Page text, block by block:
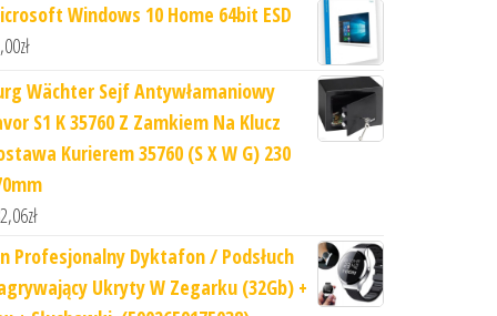
Windows 10 Home 64bit ESD
zł
Wächter Sejf Antywłamaniowy
S1 K 35760 Z Zamkiem Na Klucz
Kurierem 35760 (S X W G) 230
zł
Profesjonalny Dyktafon / Podsłuch
Ukryty W Zegarku (32Gb) +